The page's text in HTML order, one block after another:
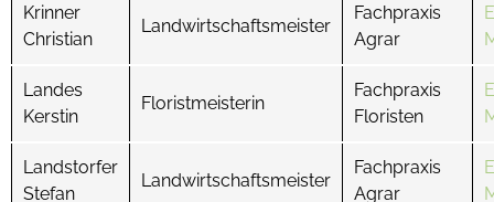
Krinner
Christian
Landwirtschaftsmeister
Fachpraxis
Agrar
Landes
Kerstin
Floristmeisterin
Fachpraxis
Floristen
Landstorfer
Stefan
Landwirtschaftsmeister
Fachpraxis
Agrar